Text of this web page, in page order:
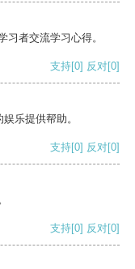
者交流学习心得。
支持[0] 反对[0]
乐提供帮助。
支持[0] 反对[0]
支持[0] 反对[0]